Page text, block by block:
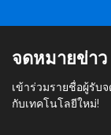
จดหมายข่าว
เข้าร่วมรายชื่อผู้รับ
กับเทคโนโลยีใหม่!